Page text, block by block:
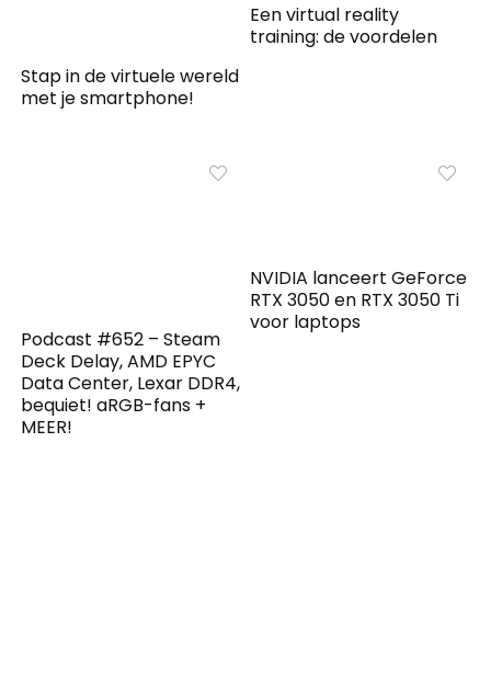
Stap in de virtuele wereld
met je smartphone!
Een virtual reality
training: de voordelen
Podcast #652 – Steam
Deck Delay, AMD EPYC
Data Center, Lexar DDR4,
bequiet! aRGB-fans +
MEER!
NVIDIA lanceert GeForce
RTX 3050 en RTX 3050 Ti
voor laptops